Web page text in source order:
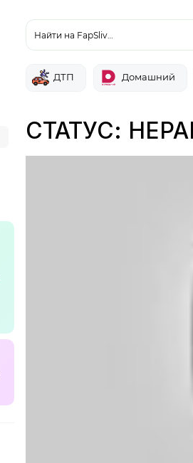
Найти на FapSliv…
ДТП Домашний
СТАТУС: